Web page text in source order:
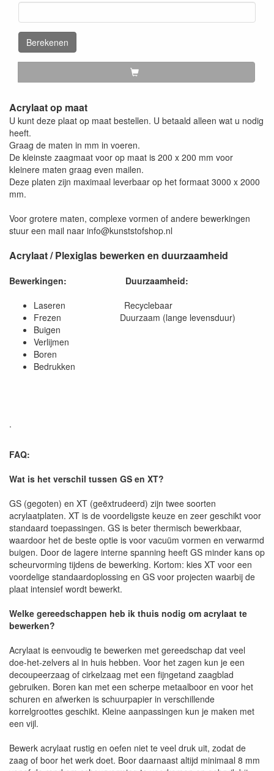
Berekenen
Acrylaat op maat
U kunt deze plaat op maat bestellen. U betaald alleen wat u nodig
heeft.
Graag de maten in mm in voeren.
De kleinste zaagmaat voor op maat is 200 x 200 mm voor
kleinere maten graag even mailen.
Deze platen zijn maximaal leverbaar op het formaat 3000 x 2000
mm.
Voor grotere maten, complexe vormen of andere bewerkingen
stuur een mail naar info@kunststofshop.nl
Acrylaat / Plexiglas bewerken en duurzaamheid
Bewerkingen:
Duurzaamheid:
Laseren Recyclebaar
Frezen Duurzaam (lange levensduur)
Buigen
Verlijmen
Boren
Bedrukken
.
FAQ:
Wat is het verschil tussen GS en XT?
GS (gegoten) en XT (geëxtrudeerd) zijn twee soorten
acrylaatplaten. XT is de voordeligste keuze en zeer geschikt voor
standaard toepassingen. GS is beter thermisch bewerkbaar,
waardoor het de beste optie is voor vacuüm vormen en verwarmd
buigen. Door de lagere interne spanning heeft GS minder kans op
scheurvorming tijdens de bewerking. Kortom: kies XT voor een
voordelige standaardoplossing en GS voor projecten waarbij de
plaat intensief wordt bewerkt.
Welke gereedschappen heb ik thuis nodig om acrylaat te
bewerken?
Acrylaat is eenvoudig te bewerken met gereedschap dat veel
doe-het-zelvers al in huis hebben. Voor het zagen kun je een
decoupeerzaag of cirkelzaag met een fijngetand zaagblad
gebruiken. Boren kan met een scherpe metaalboor en voor het
schuren en afwerken is schuurpapier in verschillende
korrelgroottes geschikt. Kleine aanpassingen kun je maken met
een vijl.
Bewerk acrylaat rustig en oefen niet te veel druk uit, zodat de
zaag of boor het werk doet. Boor daarnaast altijd minimaal 8 mm